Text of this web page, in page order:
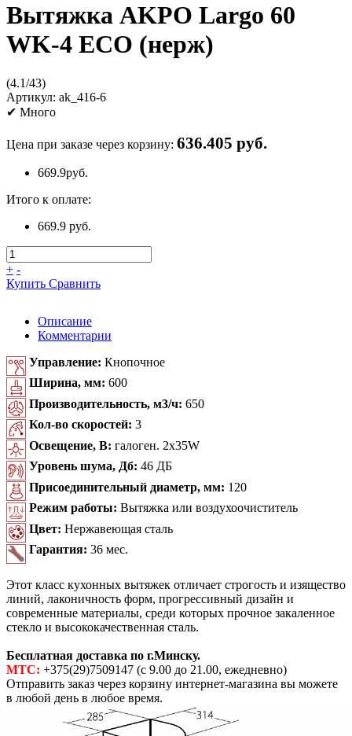
Вытяжка AKPO Largo 60
WK-4 ECO (нерж)
(4.1/43)
Артикул: ak_416-6
✔ Много
Цена при заказе через корзину: 636.405 руб.
669.9руб.
Итого к оплате:
669.9 руб.
+ -
Купить Сравнить
Описание
Комментарии
Управление: Кнопочное
Ширина, мм: 600
Производительность, м3/ч: 650
Кол-во скоростей: 3
Освещение, В: галоген. 2x35W
Уровень шума, Дб: 46 ДБ
Присоединительный диаметр, мм: 120
Режим работы: Вытяжка или воздухоочиститель
Цвет: Нержавеющая сталь
Гарантия: 36 мес.
Этот класс кухонных вытяжек отличает строгость и изящество
линий, лаконичность форм, прогрессивный дизайн и
современные материалы, среди которых прочное закаленное
стекло и высококачественная сталь.
Бесплатная доставка по г.Минску.
МТС: +375(29)7509147 (с 9.00 до 21.00, ежедневно)
Отправить заказ через корзину интернет-магазина вы можете
в любой день в любое время.